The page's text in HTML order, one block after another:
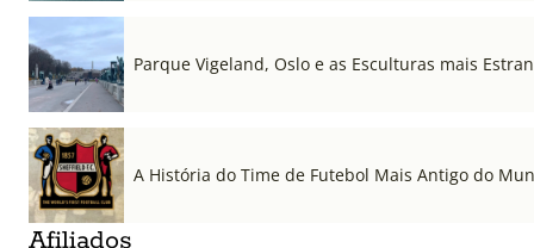
Parque Vigeland, Oslo e as Esculturas mais
A História do Time de Futebol Mais Antigo do
Afiliados